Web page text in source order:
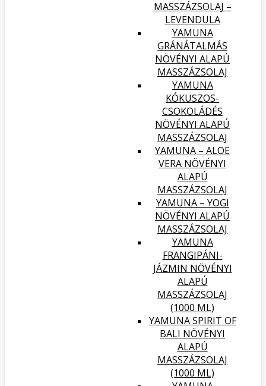
MASSZÁZSOLAJ –
LEVENDULA
YAMUNA
GRÁNÁTALMÁS
NÖVÉNYI ALAPÚ
MASSZÁZSOLAJ
YAMUNA
KÓKUSZOS-
CSOKOLÁDÉS
NÖVÉNYI ALAPÚ
MASSZÁZSOLAJ
YAMUNA – ALOE
VERA NÖVÉNYI
ALAPÚ
MASSZÁZSOLAJ
YAMUNA – YOGI
NÖVÉNYI ALAPÚ
MASSZÁZSOLAJ
YAMUNA
FRANGIPÁNI-
JÁZMIN NÖVÉNYI
ALAPÚ
MASSZÁZSOLAJ
(1000 ML)
YAMUNA SPIRIT OF
BALI NÖVÉNYI
ALAPÚ
MASSZÁZSOLAJ
(1000 ML)